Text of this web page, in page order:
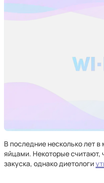
В последние несколько лет
яйцами. Некоторые считают,
закуска, однако диетологи